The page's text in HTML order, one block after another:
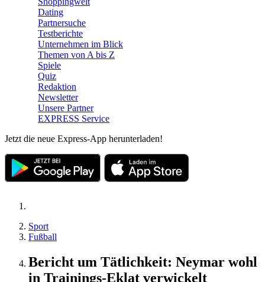
Dating
Partnersuche
Testberichte
Unternehmen im Blick
Themen von A bis Z
Spiele
Quiz
Redaktion
Newsletter
Unsere Partner
EXPRESS Service
Jetzt die neue Express-App herunterladen!
Sport
Fußball
Bericht um Tätlichkeit: Neymar wohl
in Trainings-Eklat verwickelt